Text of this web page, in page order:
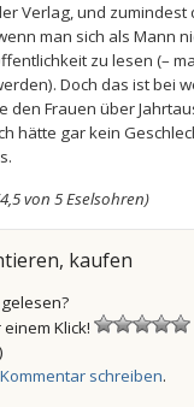
Verlag, und zumindest
man sich als Mann
zu lesen (–
Doch das ist bei
den Frauen über
hätte gar kein
von 5 Eselsohren)
kaufen
Klick!
schreiben.